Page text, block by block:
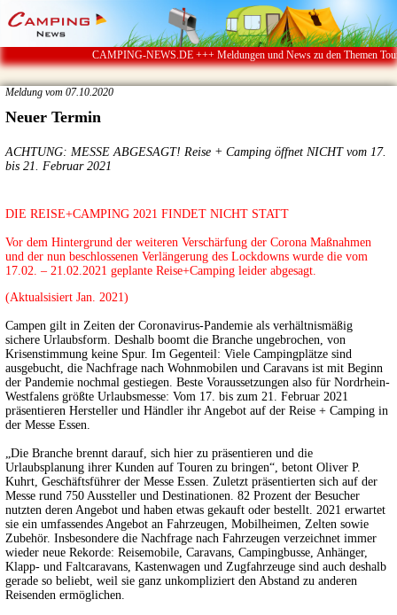
CAMPING-NEWS.DE +++ Meldungen und News zu den Themen
Meldung vom 07.10.2020
Neuer Termin
ACHTUNG: MESSE ABGESAGT! Reise + Camping öffnet NICHT vom 17.
bis 21. Februar 2021
DIE REISE+CAMPING 2021 FINDET NICHT STATT
Vor dem Hintergrund der weiteren Verschärfung der Corona Maßnahmen
und der nun beschlossenen Verlängerung des Lockdowns wurde die vom
17.02. – 21.02.2021 geplante Reise+Camping leider abgesagt.
(Aktualsisiert Jan. 2021)
Campen gilt in Zeiten der Coronavirus-Pandemie als verhältnismäßig
sichere Urlaubsform. Deshalb boomt die Branche ungebrochen, von
Krisenstimmung keine Spur. Im Gegenteil: Viele Campingplätze sind
ausgebucht, die Nachfrage nach Wohnmobilen und Caravans ist mit Beginn
der Pandemie nochmal gestiegen. Beste Voraussetzungen also für Nordrhein-
Westfalens größte Urlaubsmesse: Vom 17. bis zum 21. Februar 2021
präsentieren Hersteller und Händler ihr Angebot auf der Reise + Camping in
der Messe Essen.
„Die Branche brennt darauf, sich hier zu präsentieren und die
Urlaubsplanung ihrer Kunden auf Touren zu bringen“, betont Oliver P.
Kuhrt, Geschäftsführer der Messe Essen. Zuletzt präsentierten sich auf der
Messe rund 750 Aussteller und Destinationen. 82 Prozent der Besucher
nutzten deren Angebot und haben etwas gekauft oder bestellt. 2021 erwartet
sie ein umfassendes Angebot an Fahrzeugen, Mobilheimen, Zelten sowie
Zubehör. Insbesondere die Nachfrage nach Fahrzeugen verzeichnet immer
wieder neue Rekorde: Reisemobile, Caravans, Campingbusse, Anhänger,
Klapp- und Faltcaravans, Kastenwagen und Zugfahrzeuge sind auch deshalb
gerade so beliebt, weil sie ganz unkompliziert den Abstand zu anderen
Reisenden ermöglichen.